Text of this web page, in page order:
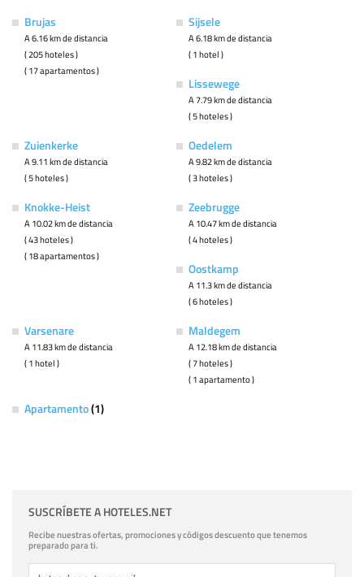
Brujas
A 6.16 km de distancia
( 205 hoteles )
( 17 apartamentos )
Sijsele
A 6.18 km de distancia
( 1 hotel )
Lissewege
A 7.79 km de distancia
( 5 hoteles )
Zuienkerke
A 9.11 km de distancia
( 5 hoteles )
Oedelem
A 9.82 km de distancia
( 3 hoteles )
Knokke-Heist
A 10.02 km de distancia
( 43 hoteles )
( 18 apartamentos )
Zeebrugge
A 10.47 km de distancia
( 4 hoteles )
Oostkamp
A 11.3 km de distancia
( 6 hoteles )
Varsenare
A 11.83 km de distancia
( 1 hotel )
Maldegem
A 12.18 km de distancia
( 7 hoteles )
( 1 apartamento )
Apartamento(1)
SUSCRÍBETE A HOTELES.NET
Recibe nuestras ofertas, promociones y códigos descuento que tenemos
preparado para ti.